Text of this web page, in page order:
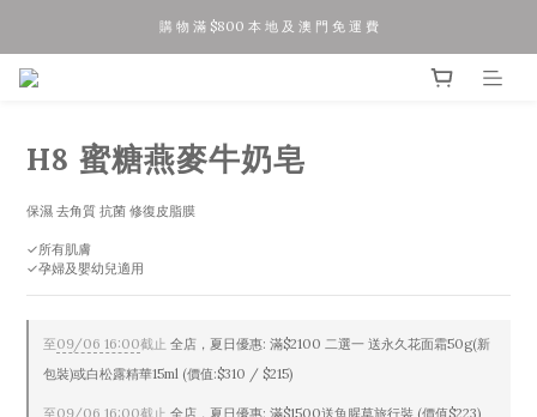
夏 日 優 惠 正 式 開 始!!
購 物 滿 $800 本 地 及 澳 門 免 運 費
今 日 落 單 聽 日 寄 出 / 星 期 五 六 日 訂 單 下 星 期 一 二 寄 出
H8 蜜糖燕麥牛奶皂
保濕 去角質 抗菌 修復皮脂膜
✓所有肌膚
✓孕婦及嬰幼兒適用
至09/06 16:00截止 全店，夏日優惠: 滿$2100 二選一 送永久花面霜50g(新
包裝)或白松露精華15ml (價值:$310 / $215)
至09/06 16:00截止 全店，夏日優惠: 滿$1500送魚腥草旅行裝 (價值$223)